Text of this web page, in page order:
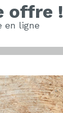
offre !
en ligne